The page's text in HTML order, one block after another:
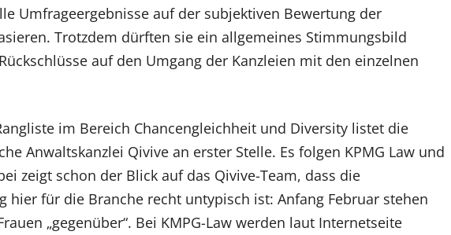
Umfrageergebnisse auf der subjektiven Bewertung der
Trotzdem dürften sie ein allgemeines Stimmungsbild
auf den Umgang der Kanzleien mit den einzelnen
im Bereich Chancengleichheit und Diversity listet die
Anwaltskanzlei Qivive an erster Stelle. Es folgen KPMG Law und
zeigt schon der Blick auf das Qivive-Team, dass die
hier für die Branche recht untypisch ist: Anfang Februar stehen
„gegenüber“. Bei KMPG-Law werden laut Internetseite